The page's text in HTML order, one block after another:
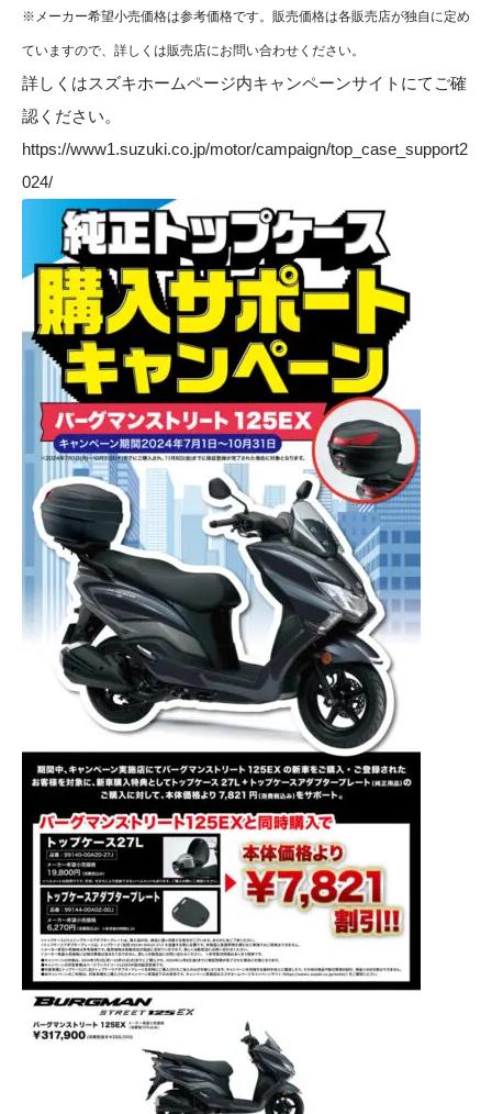
※メーカー希望小売価格は参考価格です。販売価格は各販売店が独自に定め
ていますので、詳しくは販売店にお問い合わせください。
詳しくはスズキホームページ内キャンペーンサイトにてご確
認ください。
https://www1.suzuki.co.jp/motor/campaign/top_case_support2
024/